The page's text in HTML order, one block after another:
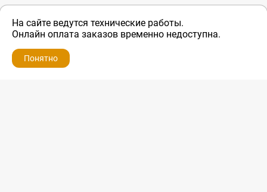
На сайте ведутся технические работы.
Онлайн оплата заказов временно недоступна.
Понятно